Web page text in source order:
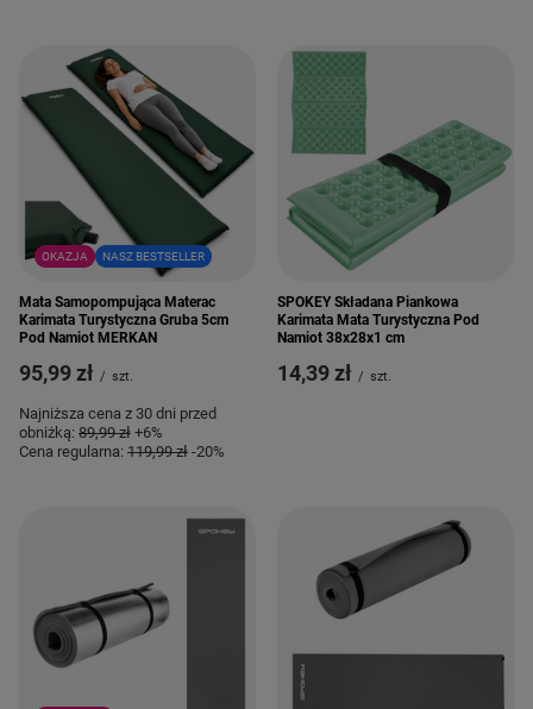
OKAZJA NASZ BESTSELLER
Mata Samopompująca Materac
Karimata Turystyczna Gruba 5cm
Pod Namiot MERKAN
95,99 zł / szt.
Najniższa cena z 30 dni przed
obniżką: 89,99 zł +6%
Cena regularna: 119,99 zł -20%
SPOKEY Składana Piankowa
Karimata Mata Turystyczna Pod
Namiot 38x28x1 cm
14,39 zł / szt.